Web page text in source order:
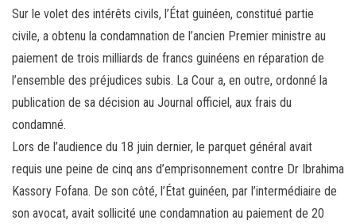
Sur le volet des intérêts civils, l’État guinéen, constitué partie
civile, a obtenu la condamnation de l’ancien Premier ministre au
paiement de trois milliards de francs guinéens en réparation de
l’ensemble des préjudices subis. La Cour a, en outre, ordonné la
publication de sa décision au Journal officiel, aux frais du
condamné.
Lors de l’audience du 18 juin dernier, le parquet général avait
requis une peine de cinq ans d’emprisonnement contre Dr Ibrahima
Kassory Fofana. De son côté, l’État guinéen, par l’intermédiaire de
son avocat, avait sollicité une condamnation au paiement de 20